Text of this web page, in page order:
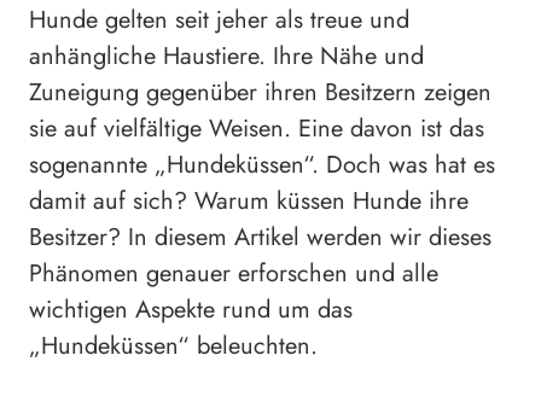
Hunde gelten seit jeher als treue und
anhängliche Haustiere. Ihre Nähe und
Zuneigung gegenüber ihren Besitzern zeigen
sie auf vielfältige Weisen. Eine davon ist das
sogenannte „Hundeküssen“. Doch was hat es
damit auf sich? Warum küssen Hunde ihre
Besitzer? In diesem Artikel werden wir dieses
Phänomen genauer erforschen und alle
wichtigen Aspekte rund um das
„Hundeküssen“ beleuchten.